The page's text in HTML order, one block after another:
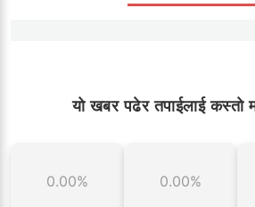
यो खबर पढेर तपाईलाई कस्तो
0.00% 0.00%